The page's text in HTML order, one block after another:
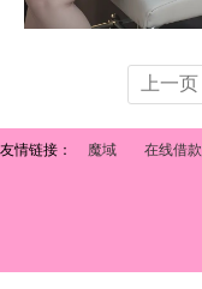
上一页
友情链接： 魔域 在线借款